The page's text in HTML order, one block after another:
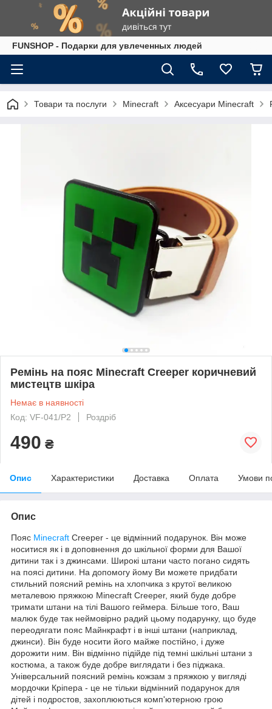
FUNSHOP - Подарки для увлеченных людей
Товари та послуги Minecraft Аксесуари Minecraft
Ремінь на пояс Minecraft Creeper коричневий
мистецтв шкіра
Немає в наявності
Код: VF-041/P2
Роздріб
490 ₴
Опис Характеристики Доставка Оплата Умови
Опис
Пояс Minecraft Creeper - це відмінний подарунок. Він може
носитися як і в доповнення до шкільної форми для Вашої
дитини так і з джинсами. Широкі штани часто погано сидять
на поясі дитини. На допомогу йому Ви можете придбати
стильний поясний ремінь на хлопчика з крутої великою
металевою пряжкою Minecraft Creeper, який буде добре
тримати штани на тілі Вашого геймера. Більше того, Ваш
малюк буде так неймовірно радий цьому подарунку, що буде
переодягати пояс Майнкрафт і в інші штани (наприклад,
джинси). Він буде носити його майже постійно, і дуже
дорожити ним. Він відмінно підійде під темні шкільні штани з
костюма, а також буде добре виглядати і без піджака.
Універсальний поясний ремінь кожзам з пряжкою у вигляді
мордочки Кріпера - це не тільки відмінний подарунок для
дітей і подростов, захоплюються комп'ютерною грою